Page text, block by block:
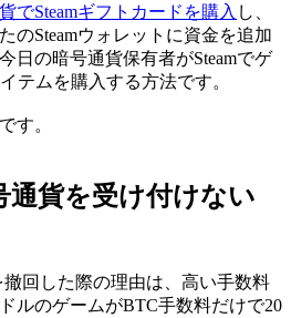
でSteamギフトカードを購入 し、
のSteamウォレットに資金を追加
日の暗号通貨保有者がSteamでゲ
テムを購入する方法です。
す。
通貨を受け付けない
撤回した際の理由は、高い手数料
ルのゲームがBTC手数料だけで20